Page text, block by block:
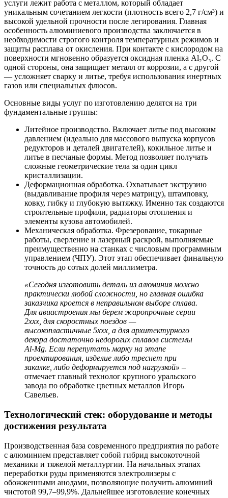
услуги лежит работа с металлом, который обладает
уникальным сочетанием легкости (плотность всего 2,7 г/см³) и
высокой удельной прочности после легирования. Главная
особенность алюминиевого производства заключается в
необходимости строгого контроля температурных режимов и
защиты расплава от окисления. При контакте с кислородом на
поверхности мгновенно образуется оксидная пленка Al₂O₃. С
одной стороны, она защищает металл от коррозии, а с другой
— усложняет сварку и литье, требуя использования инертных
газов или специальных флюсов.
Основные виды услуг по изготовлению делятся на три
фундаментальные группы:
Литейное производство. Включает литье под высоким
давлением (идеально для массового выпуска корпусов
редукторов и деталей двигателей), кокильное литье и
литье в песчаные формы. Метод позволяет получать
сложные геометрические тела за один цикл
кристаллизации.
Деформационная обработка. Охватывает экструзию
(выдавливание профиля через матрицу), штамповку,
ковку, гибку и глубокую вытяжку. Именно так создаются
строительные профили, радиаторы отопления и
элементы кузова автомобилей.
Механическая обработка. Фрезерование, токарные
работы, сверление и лазерный раскрой, выполняемые
преимущественно на станках с числовым программным
управлением (ЧПУ). Этот этап обеспечивает финальную
точность до сотых долей миллиметра.
«Сегодня изготовить деталь из алюминия можно
практически любой сложности, но главная ошибка
заказчика кроется в неправильном выборе сплава.
Для авиастроения мы берем жаропрочные серии
2ххх, для скоростных поездов —
высокопластичные 5ххх, а для архитектурного
декора достаточно недорогих сплавов системы
Al-Mg. Если перепутать марку на этапе
проектирования, изделие либо треснет при
закалке, либо деформируется под нагрузкой» –
отмечает главный технолог крупного уральского
завода по обработке цветных металлов Игорь
Савельев.
Технологический стек: оборудование и методы
достижения результата
Производственная база современного предприятия по работе
с алюминием представляет собой гибрид высокоточной
механики и тяжелой металлургии. На начальных этапах
переработки руды применяются электролизеры с
обожженными анодами, позволяющие получить алюминий
чистотой 99,7–99,9%. Дальнейшее изготовление конечных